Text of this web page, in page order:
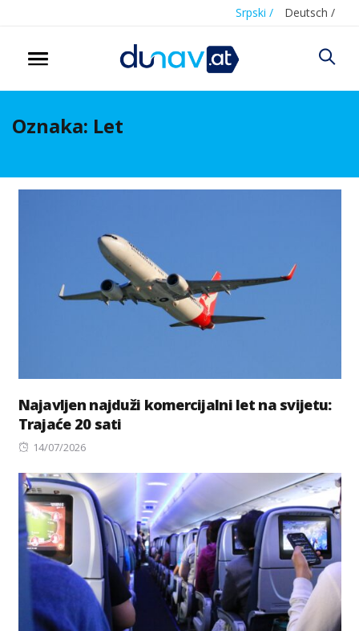
Srpski / Deutsch /
Oznaka: Let
Najavljen najduži komercijalni let na svijetu:
Trajaće 20 sati
Posted
14/07/2026